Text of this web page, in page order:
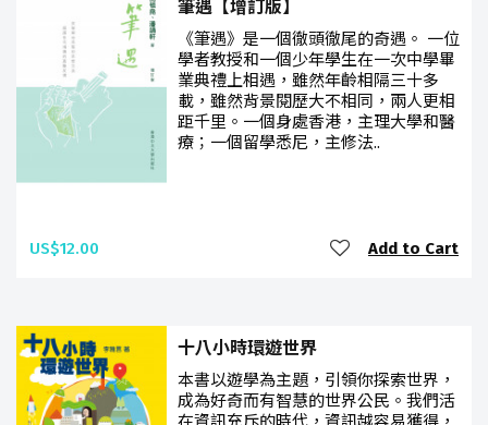
筆遇【增訂版】
《筆遇》是一個徹頭徹尾的奇遇。 一位
學者教授和一個少年學生在一次中學畢
業典禮上相遇，雖然年齡相隔三十多
載，雖然背景閱歷大不相同，兩人更相
距千里。一個身處香港，主理大學和醫
療；一個留學悉尼，主修法..
US$12.00 Add to Cart
十八小時環遊世界
本書以遊學為主題，引領你探索世界，
成為好奇而有智慧的世界公民。我們活